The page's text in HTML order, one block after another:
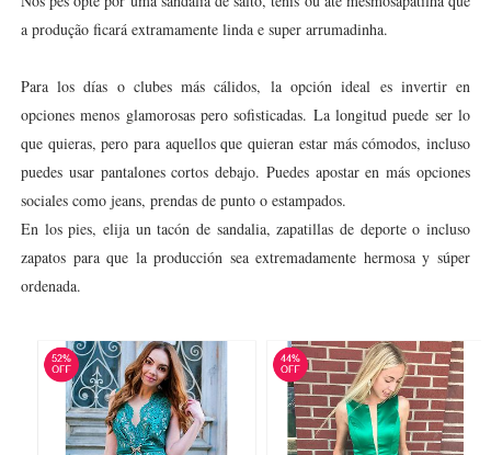
a produção ficará extramamente linda e super arrumadinha.
Para los días o clubes más cálidos, la opción ideal es invertir en
opciones menos glamorosas pero sofisticadas. La longitud puede ser lo
que quieras, pero para aquellos que quieran estar más cómodos, incluso
puedes usar pantalones cortos debajo. Puedes apostar en más opciones
sociales como jeans, prendas de punto o estampados.
En los pies, elija un tacón de sandalia, zapatillas de deporte o incluso
zapatos para que la producción sea extremadamente hermosa y súper
ordenada.